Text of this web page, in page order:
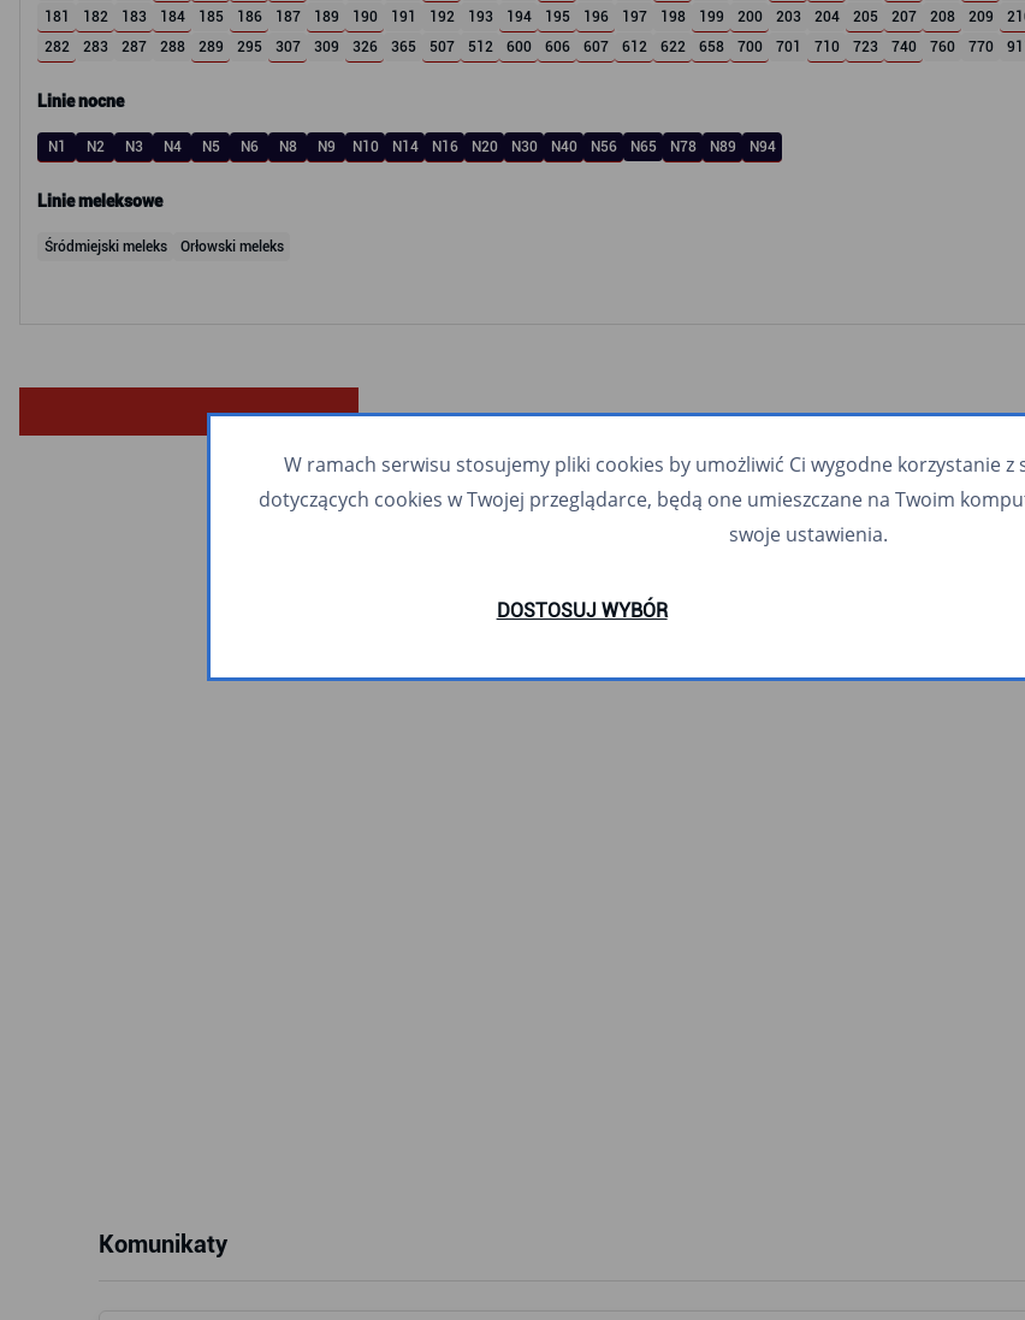
181
182 183 184 185 186 187 189 190 191 192 193 194 195 196 197 198 199 200 203 204 205 207 208 209
282
283 287 288 289 295 307 309 326 365 507 512 600 606 607 612 622 658 700 701 710 723 740 760 770
Linie nocne
N1 N2 N3 N4 N5 N6 N8 N9 N10 N14 N16 N20 N30 N40 N56 N65 N78 N89 N94
Linie meleksowe
Śródmiejski meleks Orłowski meleks
Komunikaty
W ramach serwisu stosujemy pliki cookies by umożliwić Ci wygodne korzystanie z
dotyczących cookies w Twojej przeglądarce, będą one umieszczane na Twoim
swoje ustawienia.
DOSTOSUJ WYBÓR